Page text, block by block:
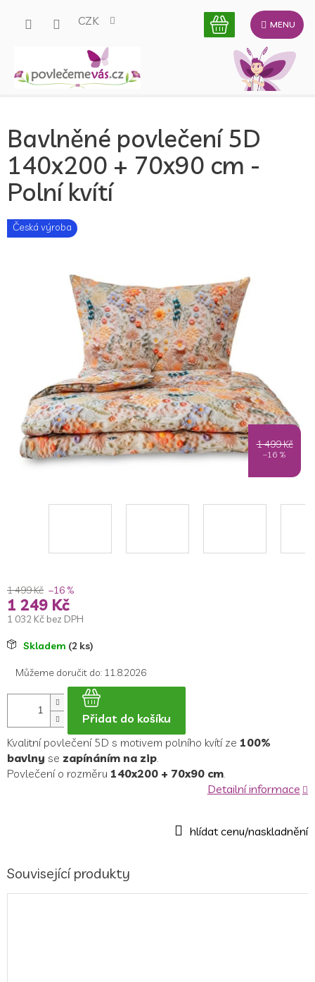
CZK
Bavlněné povlečení 5D
140x200 + 70x90 cm -
Polní kvítí
Česká výroba
1 499 Kč
–16 %
1 499 Kč –16 %
1 249 Kč
1 032 Kč bez DPH
MěrnáSkladem (2 ks)
Můžeme doručit do: 11.8.2026
Přidat do košíku
Kvalitní povlečení 5D s motivem polního kvítí ze 100%
bavlny se zapínáním na zip
Povlečení o rozměru 140x200 + 70x90 cm
Detailní informace
Související produkty